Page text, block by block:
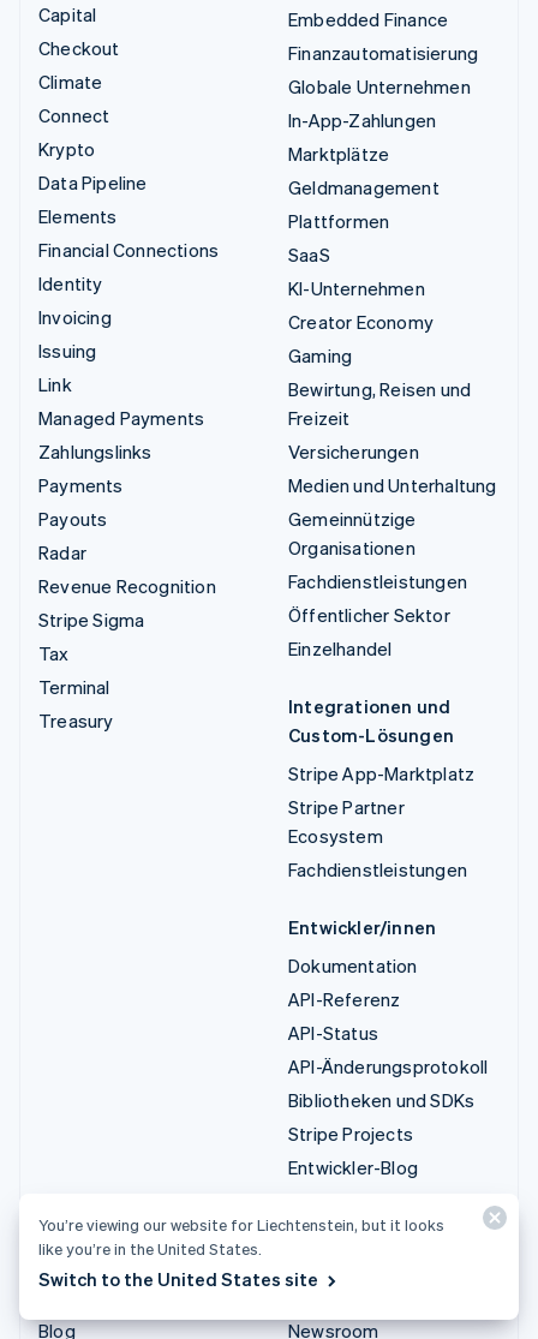
Capital
Checkout
Climate
Connect
Krypto
Data Pipeline
Elements
Financial Connections
Identity
Invoicing
Issuing
Link
Managed Payments
Zahlungslinks
Payments
Payouts
Radar
Revenue Recognition
Stripe Sigma
Tax
Terminal
Treasury
Embedded Finance
Finanzautomatisierung
Globale Unternehmen
In-App-Zahlungen
Marktplätze
Geldmanagement
Plattformen
SaaS
KI-Unternehmen
Creator Economy
Gaming
Bewirtung, Reisen und
Freizeit
Versicherungen
Medien und Unterhaltung
Gemeinnützige
Organisationen
Fachdienstleistungen
Öffentlicher Sektor
Einzelhandel
Integrationen und
Custom-Lösungen
Stripe App-Marktplatz
Stripe Partner
Ecosystem
Fachdienstleistungen
Entwickler/innen
Dokumentation
API-Referenz
API-Status
API-Änderungsprotokoll
Bibliotheken und SDKs
Stripe Projects
Entwickler-Blog
Ressourcen
Leitfäden
Blog
Unternehmen
Newsroom
You’re viewing our website for Liechtenstein, but it looks
like you’re in the United States.
Switch to the United States site